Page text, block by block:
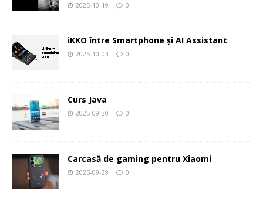
2025-10-19 0
iKKO între Smartphone și AI Assistant
2025-10-03 0
Curs Java
2025-09-30 0
Carcasă de gaming pentru Xiaomi
2025-09-29 0